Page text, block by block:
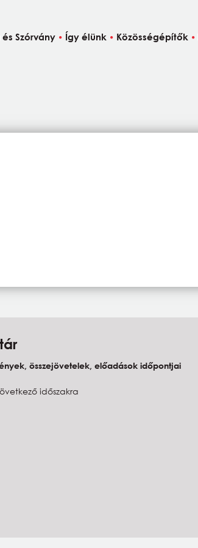
Szórvány Így élünk Közösségépítők
összejövetelek, előadások időpontjai
időszakra